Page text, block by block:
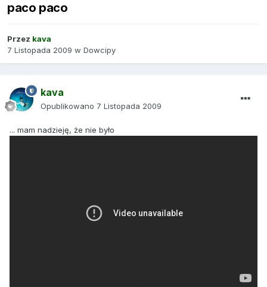
paco paco
Przez kava
7 Listopada 2009 w Dowcipy
kava
Opublikowano 7 Listopada 2009
... mam nadzieję, że nie było